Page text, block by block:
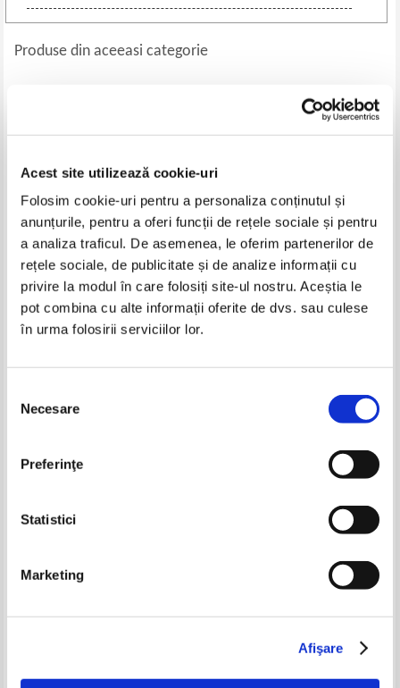
Acest site utilizează cookie-uri
Folosim cookie-uri pentru a personaliza conținutul și
anunțurile, pentru a oferi funcții de rețele sociale și pentru
a analiza traficul. De asemenea, le oferim partenerilor de
rețele sociale, de publicitate și de analize informații cu
privire la modul în care folosiți site-ul nostru. Aceștia le
pot combina cu alte informații oferite de dvs. sau culese
în urma folosirii serviciilor lor.
consimțământului
Necesare
Preferinţe
Statistici
Marketing
Afişare
Produse din aceeasi categorie
Parintele Galeriu, Andrei Plesu,
Dumitrescu - Dialoguri de seara
Pret:30,00 Lei
Adaugă în coș
Ted Anton - Eros, magie si
asasinarea profesorului Culianu
Pret: 27,00 Lei
Jean Francois Lyotard -
Pret:43,00Lei 30,10 Lei
Gilberto Freyre - Stapani si
Pret:45,00Lei 31,50 Lei